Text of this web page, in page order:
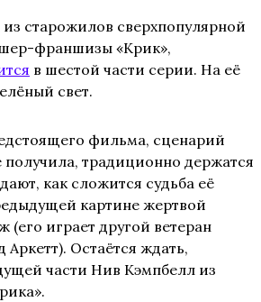
старожилов сверхпопулярной
франшизы «Крик»,
в шестой части серии. На её
свет.
фильма, сценарий
получила, традиционно держатся
как сложится судьба её
картине жертвой
(его играет другой ветеран
Остаётся ждать,
части Нив Кэмпбелл из